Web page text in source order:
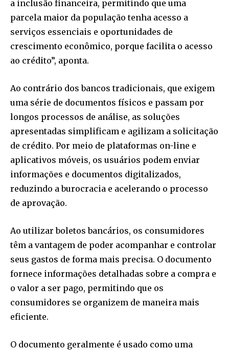
a inclusão financeira, permitindo que uma
parcela maior da população tenha acesso a
serviços essenciais e oportunidades de
crescimento econômico, porque facilita o acesso
ao crédito”, aponta.
Ao contrário dos bancos tradicionais, que exigem
uma série de documentos físicos e passam por
longos processos de análise, as soluções
apresentadas simplificam e agilizam a solicitação
de crédito. Por meio de plataformas on-line e
aplicativos móveis, os usuários podem enviar
informações e documentos digitalizados,
reduzindo a burocracia e acelerando o processo
de aprovação.
Ao utilizar boletos bancários, os consumidores
têm a vantagem de poder acompanhar e controlar
seus gastos de forma mais precisa. O documento
fornece informações detalhadas sobre a compra e
o valor a ser pago, permitindo que os
consumidores se organizem de maneira mais
eficiente.
O documento geralmente é usado como uma